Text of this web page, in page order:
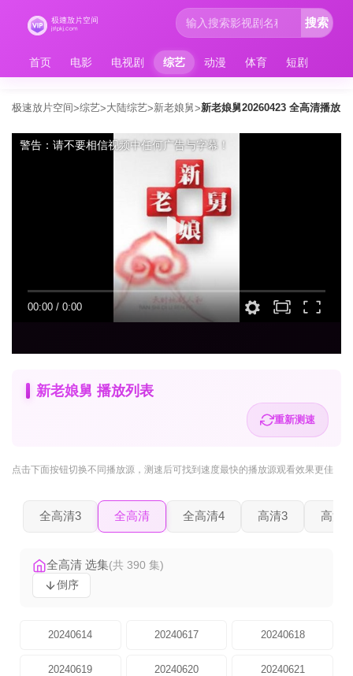
首页 电影 电视剧 综艺 动漫 体育 短剧
搜索
极速放片空间>综艺>大陆综艺>新老娘舅>新老娘舅20260423 全高清播放
00:00 / 0:00
警告：请不要相信视频中任何广告与字幕！
新老娘舅 播放列表
重新测速
点击下面按钮切换不同播放源 ，测速后可找到速度最快的播放源观看效果更佳
全高清3 全高清 全高清4 高清3 高清2
全高清 选集(共 390 集)
倒序
20240614 20240617 20240618
20240619 20240620 20240621